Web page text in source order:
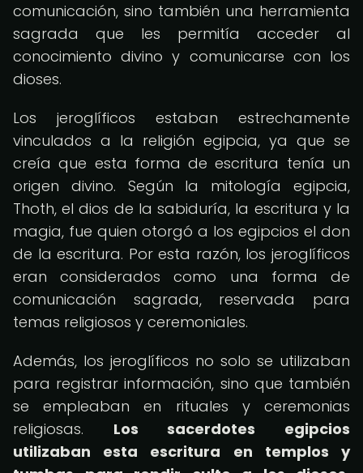
comunicación, sino también una herramienta
sagrada que les permitía acceder al
conocimiento divino y comunicarse con los
dioses.
Los jeroglíficos estaban estrechamente
vinculados a la religión egipcia, ya que se
creía que esta forma de escritura tenía un
origen divino. Según la mitología egipcia,
Thoth, el dios de la sabiduría, la escritura y la
magia, fue quien otorgó a los egipcios el don
de la escritura. Por esta razón, los jeroglíficos
eran considerados como una forma de
comunicación sagrada, reservada para
temas religiosos y ceremoniales.
Además, los jeroglíficos no solo se utilizaban
para registrar información, sino que también
se empleaban en rituales y ceremonias
religiosas. Los sacerdotes egipcios
utilizaban esta escritura en templos y